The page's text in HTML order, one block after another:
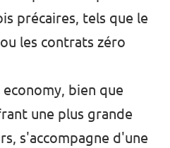
précaires, tels que le
les contrats zéro
bien que
une plus grande
s'accompagne d'une